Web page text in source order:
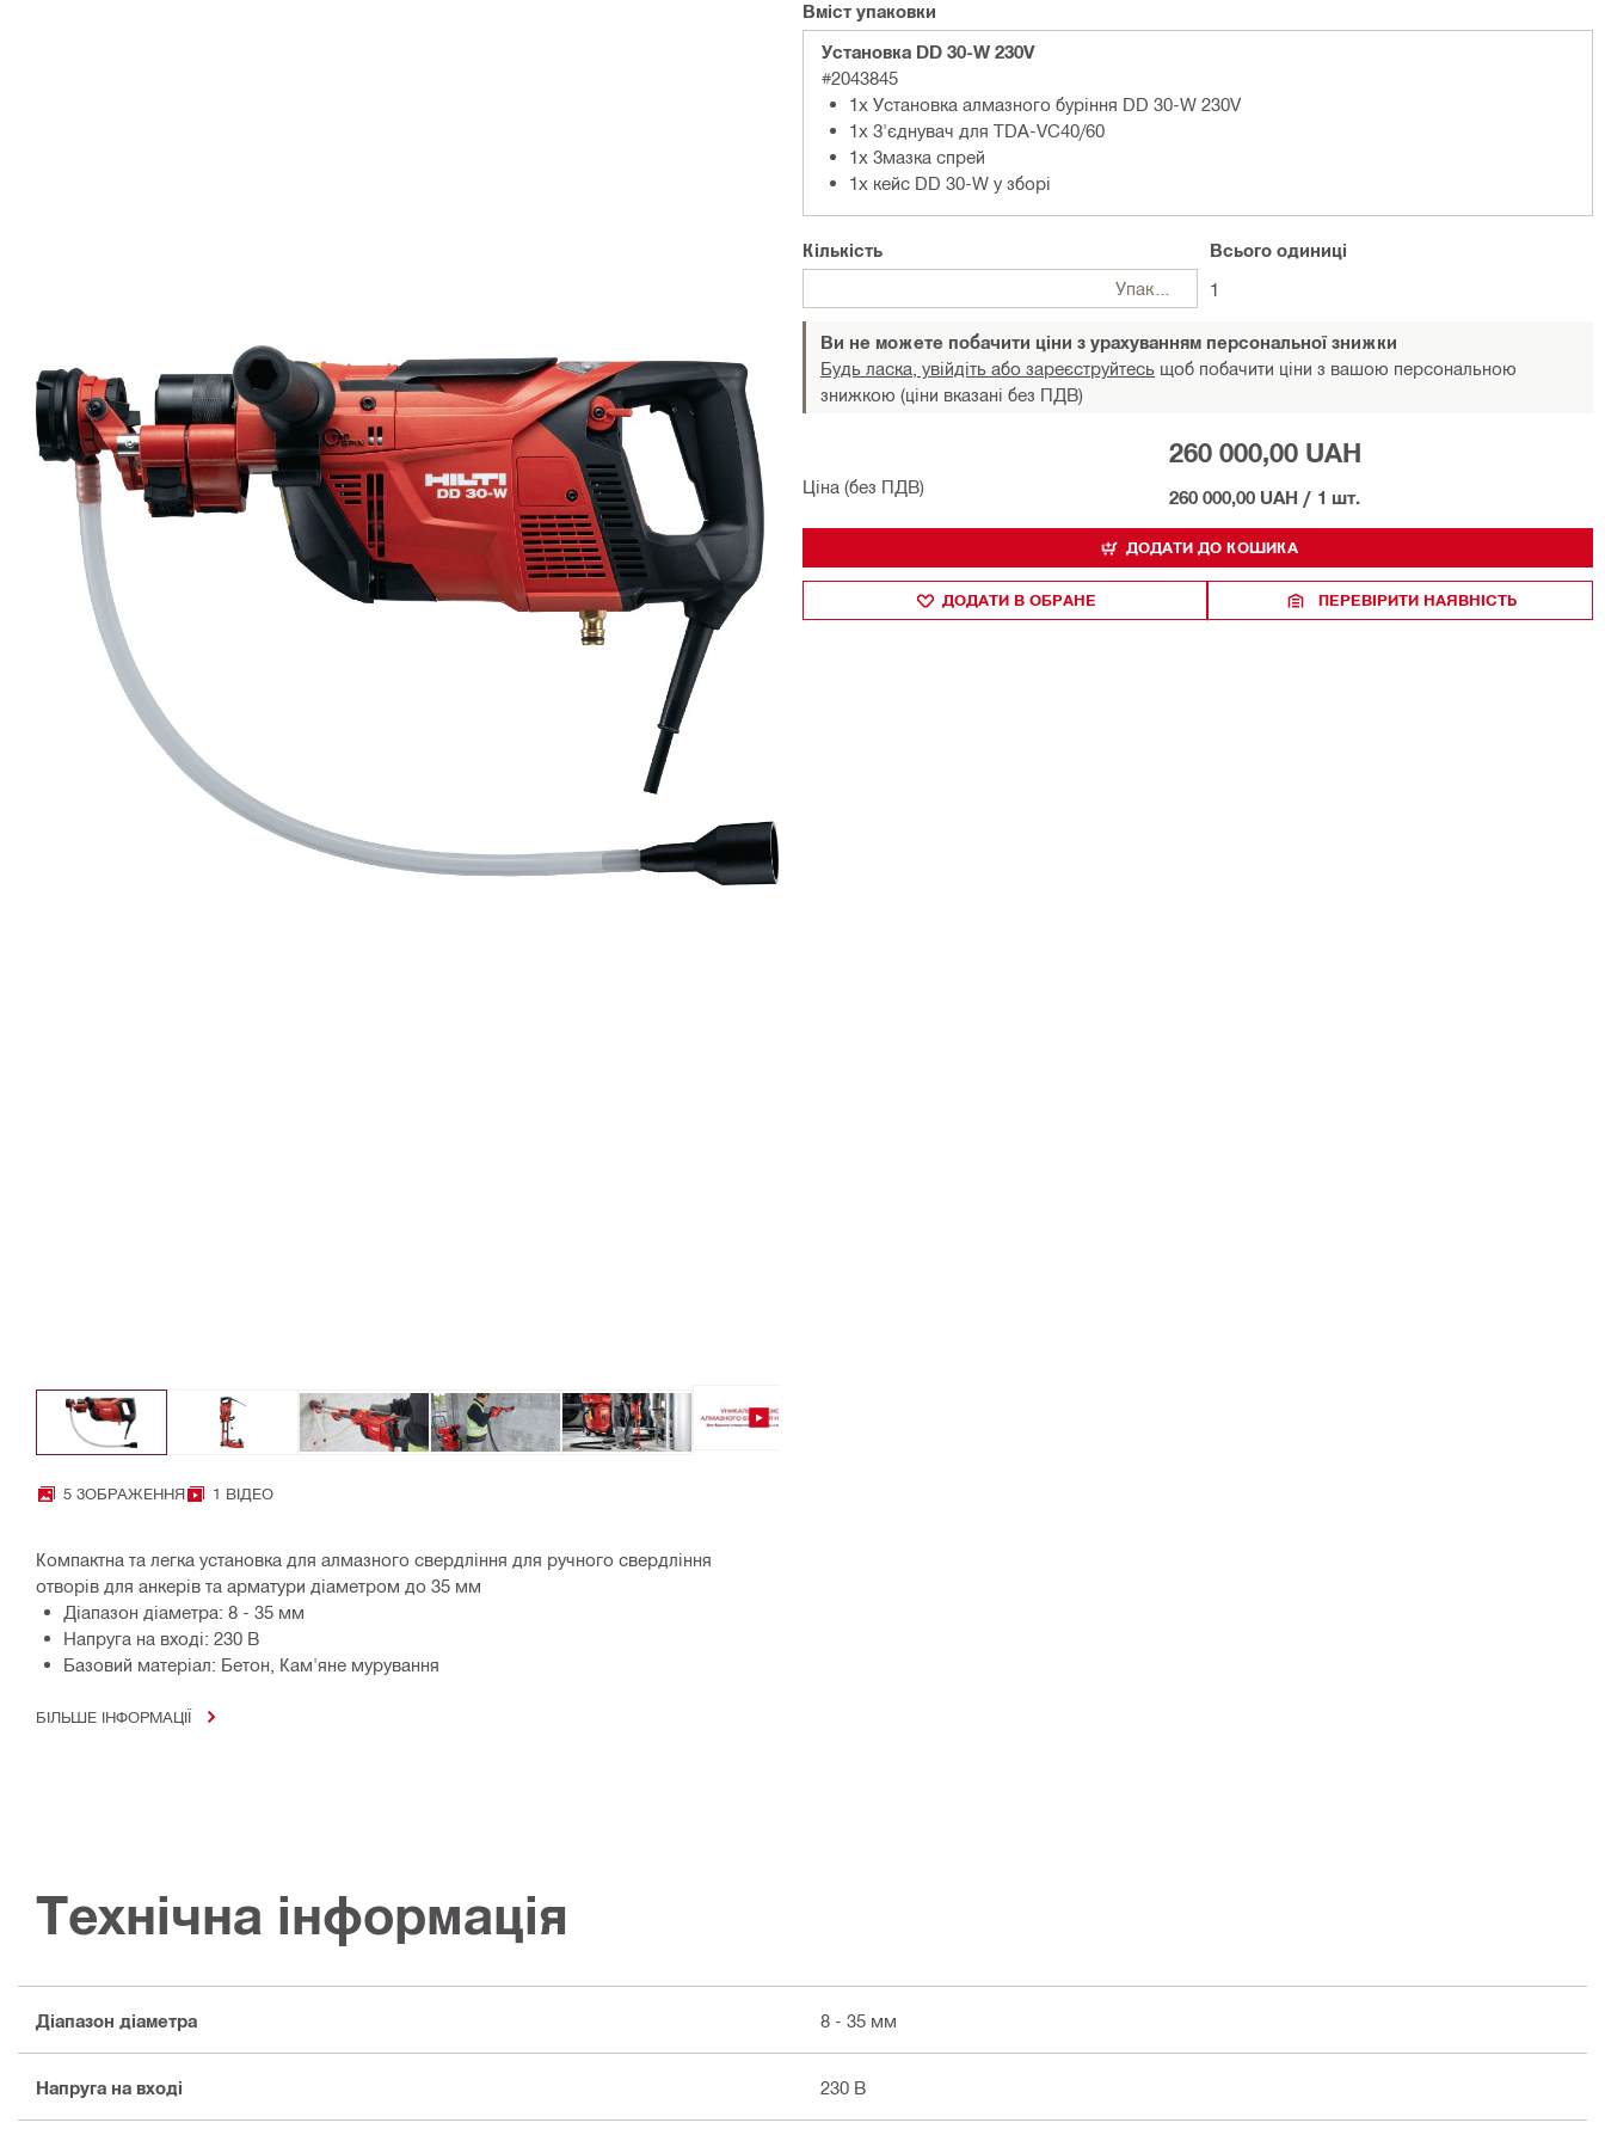
5 ЗОБРАЖЕННЯ 1 ВІДЕО
Компактна та легка установка для алмазного свердління для ручного свердління
отворів для анкерів та арматури діаметром до 35 мм
Діапазон діаметра: 8 - 35 мм
Напруга на вході: 230 В
Базовий матеріал: Бетон, Кам'яне мурування
БІЛЬШЕ ІНФОРМАЦІЇ
Вміст упаковки
Установка DD 30-W 230V
#2043845
1x Установка алмазного буріння DD 30-W 230V
1x З'єднувач для TDA-VC40/60
1x Змазка спрей
1x кейс DD 30-W у зборі
Кількість
Упаковки
Всього одиниці
1
Ви не можете побачити ціни з урахуванням персональної знижки
Будь ласка, увійдіть або зареєструйтесь щоб побачити ціни з вашою персональною
знижкою (ціни вказані без ПДВ)
Ціна (без ПДВ)
260 000,00 UAH
260 000,00 UAH / 1 шт.
ДОДАТИ ДО КОШИКА
ДОДАТИ В ОБРАНЕ ПЕРЕВІРИТИ НАЯВНІСТЬ
Технічна інформація
Діапазон діаметра 8 - 35 мм
Напруга на вході 230 В